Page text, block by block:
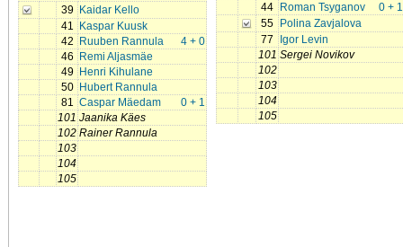
39
Kaidar Kello
41
Kaspar Kuusk
42
4 + 0
Ruuben Rannula
46
Remi Aljasmäe
49
Henri Kihulane
50
Hubert Rannula
81
0 + 1
Caspar Mäedam
101 Jaanika Käes
102 Rainer Rannula
103
104
105
44
0 + 1
Roman Tsyganov
55
Polina Zavjalova
77
Igor Levin
101 Sergei Novikov
102
103
104
105